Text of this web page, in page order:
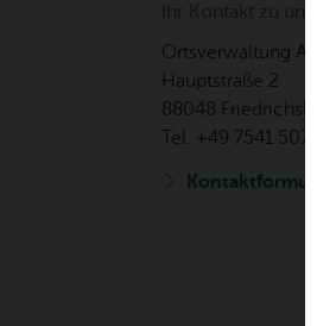
Orts­ver­wal­tung
Haupt­stra­ße 2
88048
Tel. +49 7541 507-